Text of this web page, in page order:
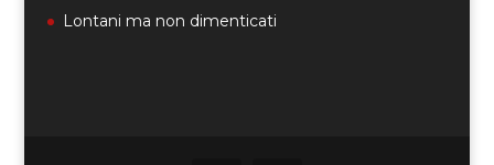
Lontani ma non dimenticati